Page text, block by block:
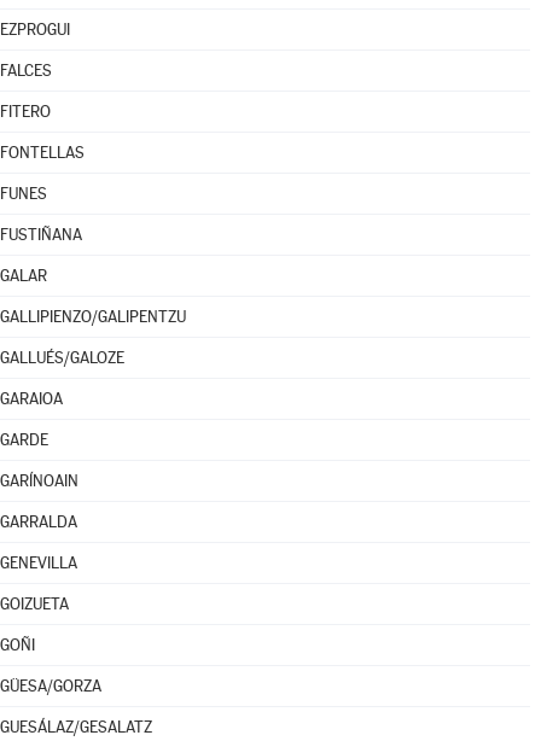
EZPROGUI
FALCES
FITERO
FONTELLAS
FUNES
FUSTIÑANA
GALAR
GALLIPIENZO/GALIPENTZU
GALLUÉS/GALOZE
GARAIOA
GARDE
GARÍNOAIN
GARRALDA
GENEVILLA
GOIZUETA
GOÑI
GÜESA/GORZA
GUESÁLAZ/GESALATZ